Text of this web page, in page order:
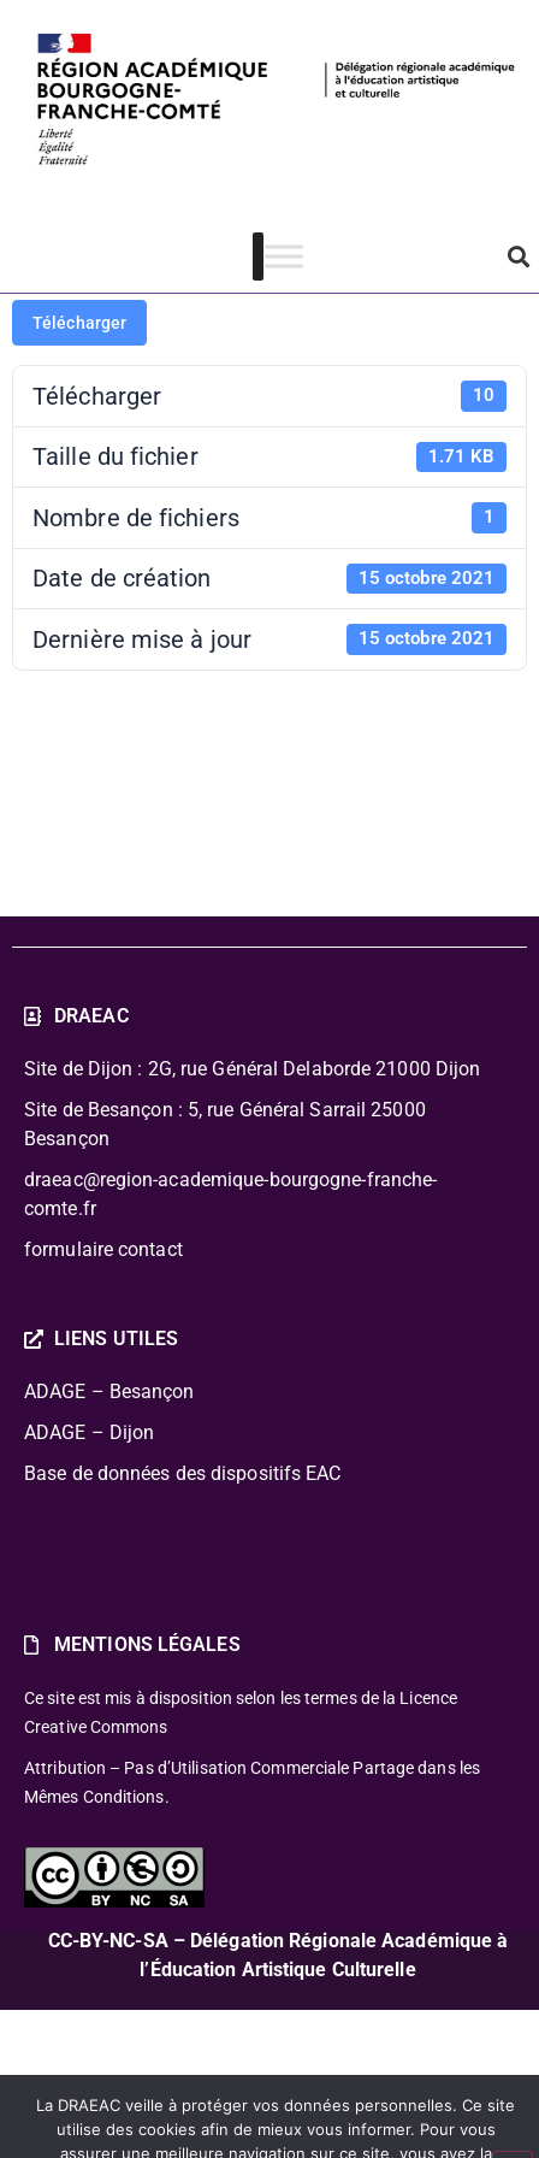
PAF 21-22 –
Conférence 4
Télécharger
Télécharger 10
Taille du fichier 1.71 KB
Nombre de fichiers 1
Date de création 15 octobre 2021
Dernière mise à jour 15 octobre 2021
DRAEAC
Site de Dijon : 2G, rue Général Delaborde 21000 Dijon
Site de Besançon : 5, rue Général Sarrail 25000
Besançon
draeac@region-academique-bourgogne-franche-
comte.fr
formulaire contact
LIENS UTILES
ADAGE – Besançon
ADAGE – Dijon
Base de données des dispositifs EAC
MENTIONS LÉGALES
Ce site est mis à disposition selon les termes de la Licence
Creative Commons
Attribution – Pas d’Utilisation Commerciale Partage dans les
Mêmes Conditions.
CC-BY-NC-SA – Délégation Régionale Académique à
l’Éducation Artistique Culturelle
La DRAEAC veille à protéger vos données personnelles. Ce site
utilise des cookies afin de mieux vous informer. Pour vous
assurer une meilleure navigation sur ce site, vous avez la